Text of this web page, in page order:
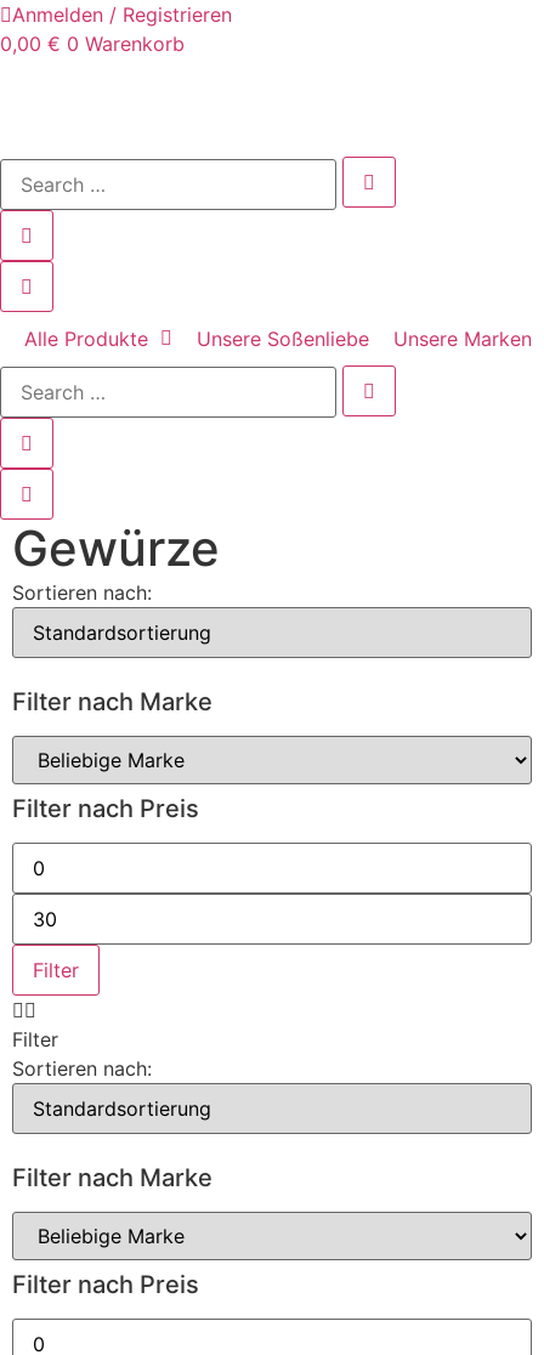
Anmelden / Registrieren
0,00 € 0 Warenkorb
Alle Produkte Unsere Soßenliebe Unsere Marken
Gewürze
Sortieren nach:
Filter nach Marke
Filter nach Preis
Min.
Preis
Max.
Preis
Filter
Filter
Sortieren nach:
Filter nach Marke
Filter nach Preis
Min.
Preis